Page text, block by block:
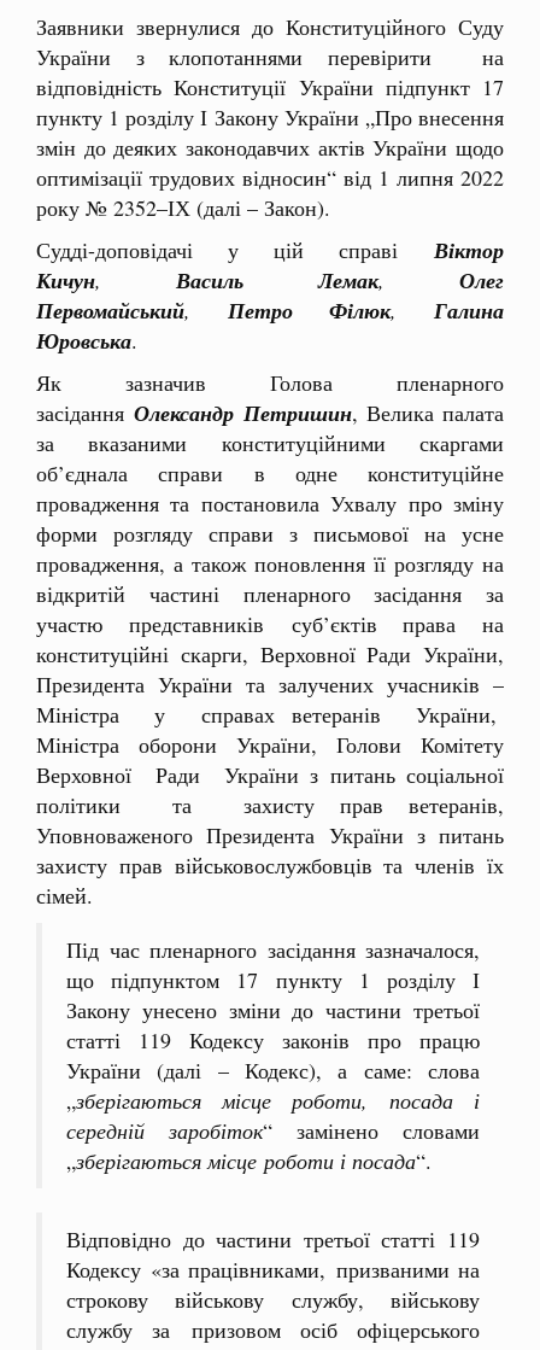
Заявники звернулися до Конституційного Суду
України з клопотаннями перевірити на
відповідність Конституції України підпункт 17
пункту 1 розділу І Закону України „Про внесення
змін до деяких законодавчих актів України щодо
оптимізації трудових відносин“ від 1 липня 2022
року № 2352–ІХ (далі – Закон).
Судді-доповідачі у цій справі Віктор
Кичун, Василь Лемак, Олег
Первомайський, Петро Філюк,
Галина
Юровська.
Як зазначив Голова пленарного
засіданняОлександр Петришин, Велика палата
за вказаними конституційними скаргами
об’єднала справи в одне конституційне
провадження та постановила Ухвалу про зміну
форми розгляду справи з письмової на усне
провадження, а також поновлення її розгляду на
відкритій частині пленарного засідання за
участю представників суб’єктів права на
конституційні скарги, Верховної Ради України,
Президента України та залучених учасників –
Міністра у справах ветеранів України,
Міністра оборони України, Голови Комітету
Верховної Ради України з питань соціальної
політики та захисту прав ветеранів,
Уповноваженого Президента України з питань
захисту прав військовослужбовців та членів їх
сімей.
Під час пленарного засідання зазначалося,
що підпунктом 17 пункту 1 розділу І
Закону унесено зміни до частини третьої
статті 119 Кодексу законів про працю
України (далі – Кодекс), а саме: слова
„зберігаються місце роботи,
посада і
середній заробіток“ замінено словами
„зберігаються місце роботи і посада“.
Відповідно до частини третьої статті 119
Кодексу «за працівниками, призваними на
строкову військову службу, військову
службу за призовом осіб офіцерського